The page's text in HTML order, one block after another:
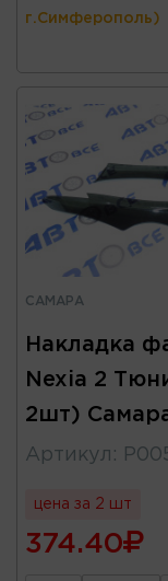
г.Симферополь)
САМАРА
Накладка
Nexia 2
2шт)
Артикул :
цена за 2 шт
374.40